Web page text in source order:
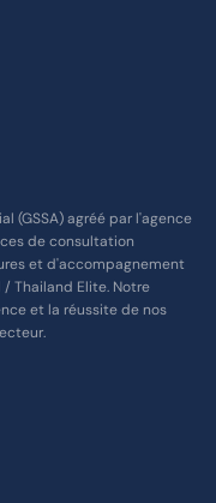
(GSSA) agréé par l'agence
de consultation
et d'accompagnement
Thailand Elite. Notre
et la réussite de nos